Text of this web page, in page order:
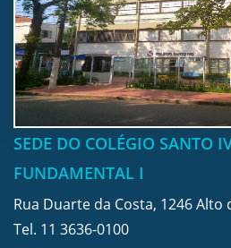
SEDE DO COLÉGIO SANTO
FUNDAMENTAL I
Rua Duarte da Costa, 1246 Alto
Tel. 11 3636-0100